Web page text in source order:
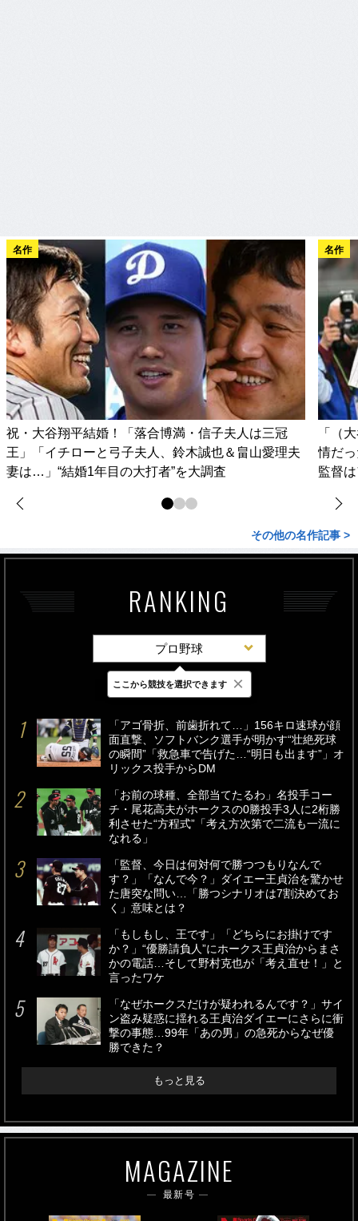
名作
祝・大谷翔平結婚！「落合博満・信子夫人は三冠
王」「イチローと弓子夫人、鈴木誠也＆畠山愛理夫
妻は…」“結婚1年目の大打者”を大調査
名作
「（
情だ
監督
その他の名作記事 >
RANKING
プロ野球
最新 24時間 週間
「アゴ骨折、前歯折れて…」156キロ速球が顔
面直撃、ソフトバンク選手が明かす“壮絶死球
の瞬間”「救急車で告げた…“明日も出ます”」オ
リックス投手からDM
「お前の球種、全部当てたるわ」名投手コー
チ・尾花高夫がホークスの0勝投手3人に2桁勝
利させた“方程式”「考え方次第で二流も一流に
なれる」
「監督、今日は何対何で勝つつもりなんで
す？」「なんで今？」ダイエー王貞治を驚かせ
た唐突な問い…「勝つシナリオは7割決めてお
く」意味とは？
「もしもし、王です」「どちらにお掛けです
か？」“優勝請負人”にホークス王貞治からまさ
かの電話…そして野村克也が「考え直せ！」と
言ったワケ
「なぜホークスだけが疑われるんです？」サイ
ン盗み疑惑に揺れる王貞治ダイエーにさらに衝
撃の事態…99年「あの男」の急死からなぜ優
勝できた？
もっと見る
MAGAZINE
最新号
ここから競技を選択できます ×